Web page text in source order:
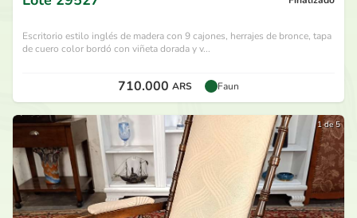
Escritorio estilo inglés de madera con 9 cajones, herrajes de bronce, tapa
de cuero color bordó con viñeta dorada y v...
710.000 ARS Faun
1 de 5